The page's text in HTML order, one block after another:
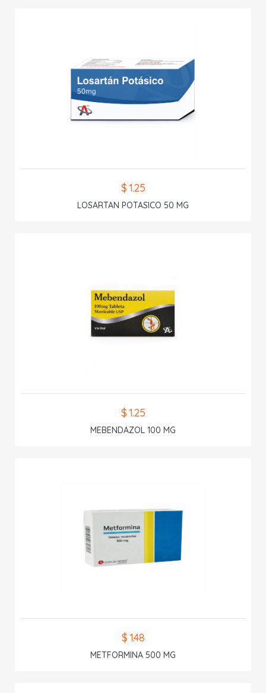
$ 1.25
LOSARTAN POTASICO 50 MG
$ 1.25
MEBENDAZOL 100 MG
$ 1.48
METFORMINA 500 MG